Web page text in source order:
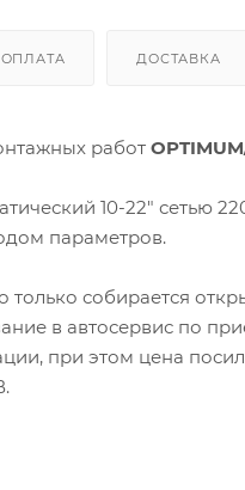
ОПЛАТА ДОСТАВКА
работ
10-22" сетью
параметров.
только собирается
в автосервис по
при этом цена